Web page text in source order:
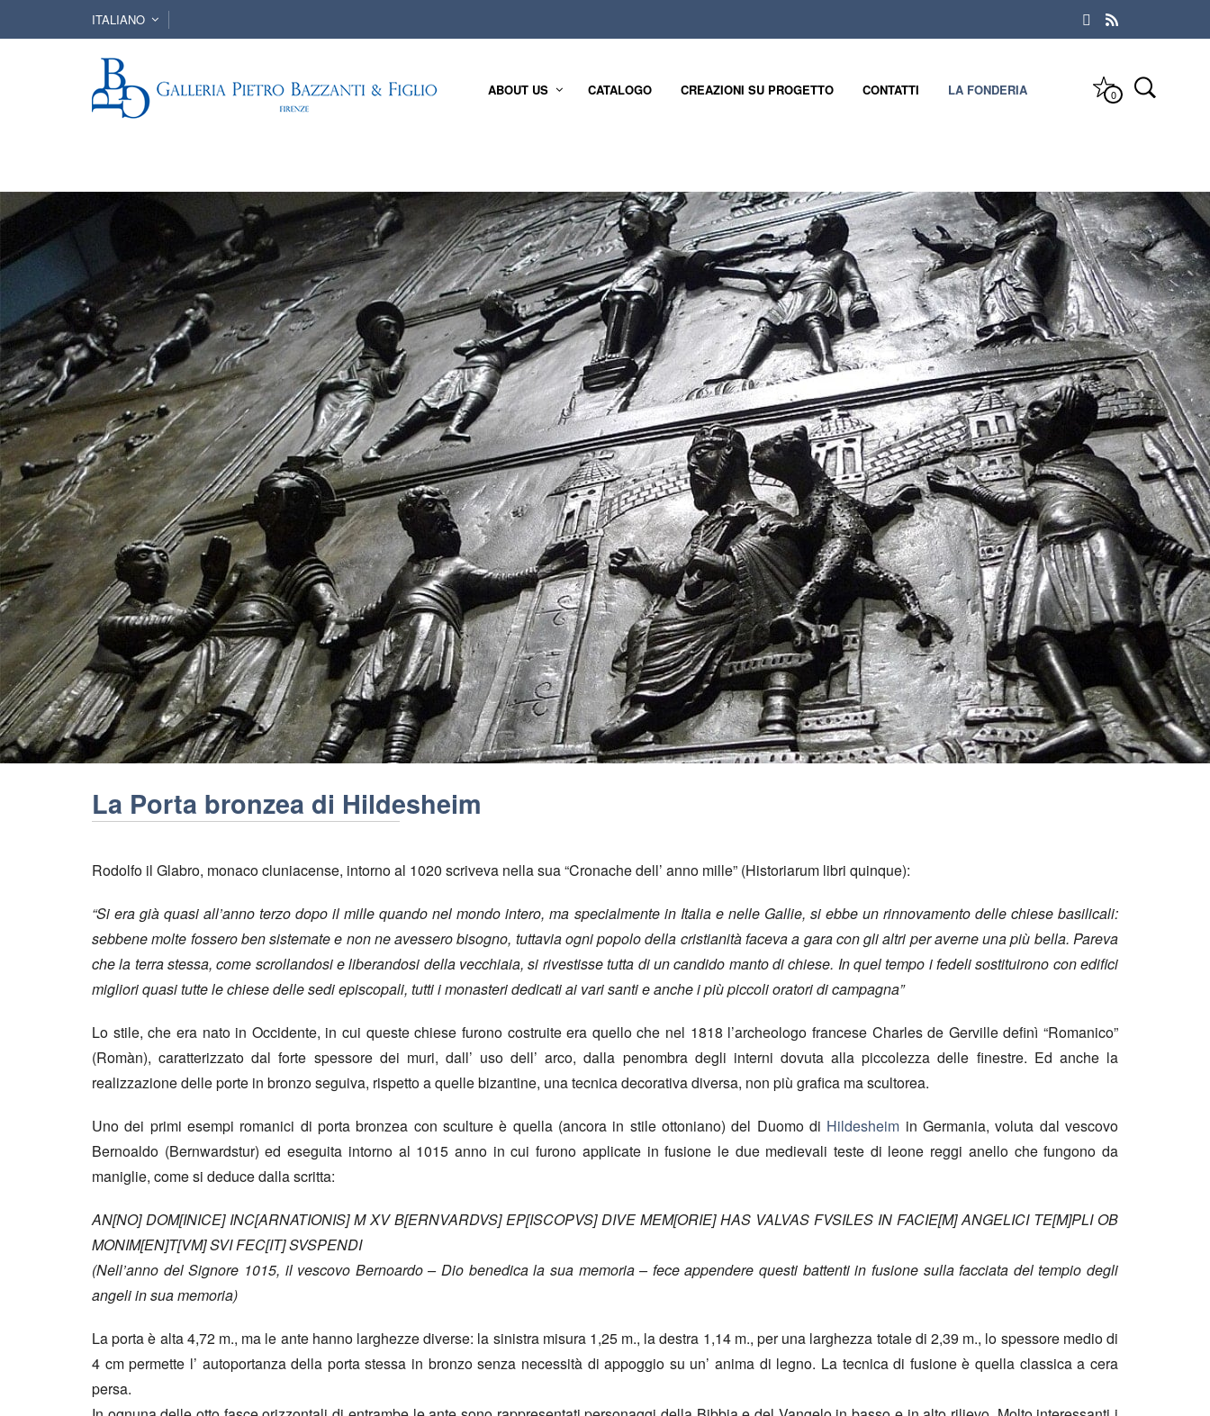
ITALIANO
ABOUT US CATALOGO CREAZIONI SU PROGETTO CONTATTI LA FONDERIA 0
La Porta bronzea di Hildesheim
Rodolfo il Glabro, monaco cluniacense, intorno al 1020 scriveva nella sua “Cronache dell’ anno mille” (Historiarum libri quinque):
“Si era già quasi all’anno terzo dopo il mille quando nel mondo intero, ma specialmente in Italia e nelle Gallie, si ebbe un rinnovamento delle chiese basilicali:
sebbene molte fossero ben sistemate e non ne avessero bisogno, tuttavia ogni popolo della cristianità faceva a gara con gli altri per averne una più bella. Pareva
che la terra stessa, come scrollandosi e liberandosi della vecchiaia, si rivestisse tutta di un candido manto di chiese. In quel tempo i fedeli sostituirono con edifici
migliori quasi tutte le chiese delle sedi episcopali, tutti i monasteri dedicati ai vari santi e anche i più piccoli oratori di campagna”
Lo stile, che era nato in Occidente, in cui queste chiese furono costruite era quello che nel 1818 l’archeologo francese Charles de Gerville definì “Romanico”
(Romàn), caratterizzato dal forte spessore dei muri, dall’ uso dell’ arco, dalla penombra degli interni dovuta alla piccolezza delle finestre. Ed anche la
realizzazione delle porte in bronzo seguiva, rispetto a quelle bizantine, una tecnica decorativa diversa, non più grafica ma scultorea.
Uno dei primi esempi romanici di porta bronzea con sculture è quella (ancora in stile ottoniano) del Duomo di Hildesheim in Germania, voluta dal vescovo
Bernoaldo (Bernwardstur) ed eseguita intorno al 1015 anno in cui furono applicate in fusione le due medievali teste di leone reggi anello che fungono da
maniglie, come si deduce dalla scritta:
AN[NO] DOM[INICE] INC[ARNATIONIS] M XV B[ERNVARDVS] EP[ISCOPVS] DIVE MEM[ORIE] HAS VALVAS FVSILES IN FACIE[M] ANGELICI TE[M]PLI OB
MONIM[EN]T[VM] SVI FEC[IT] SVSPENDI
(Nell’anno del Signore 1015, il vescovo Bernoardo – Dio benedica la sua memoria – fece appendere questi battenti in fusione sulla facciata del tempio degli
angeli in sua memoria)
La porta è alta 4,72 m., ma le ante hanno larghezze diverse: la sinistra misura 1,25 m., la destra 1,14 m., per una larghezza totale di 2,39 m., lo spessore medio di
4 cm permette l’ autoportanza della porta stessa in bronzo senza necessità di appoggio su un’ anima di legno. La tecnica di fusione è quella classica a cera
persa.